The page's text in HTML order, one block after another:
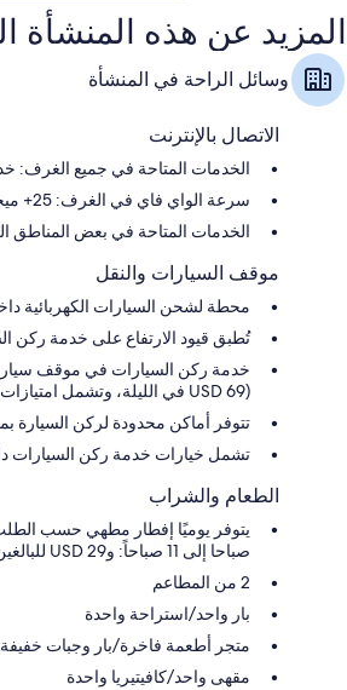
المزيد عن هذه المنشأة
وسائل الراحة في المنشأة
الاتصال بالإنترنت
الخدمات المتاحة في جميع الغرف:
سرعة الواي فاي في الغرف: 25+ ميجابايت/الثانية
الخدمات المتاحة في بعض المناطق
موقف السيارات والنقل
محطة لشحن السيارات الكهربائية
تُطبق قيود الارتفاع على خدمة ركن
خدمة ركن السيارات في موقف
(USD 69 في الليلة، وتشمل امتيازات الدخول والخروج)
تتوفر أماكن محدودة لركن السيارة
تشمل خيارات خدمة ركن السيارات
الطعام والشراب
صباحا إلى 11 صباحاً: و29 USD للبالغين، و15 USD للأطفال
2 من المطاعم
بار واحد/استراحة واحدة
متجر أطعمة فاخرة/بار وجبات خفيفة
مقهى واحد/كافيتيريا واحدة